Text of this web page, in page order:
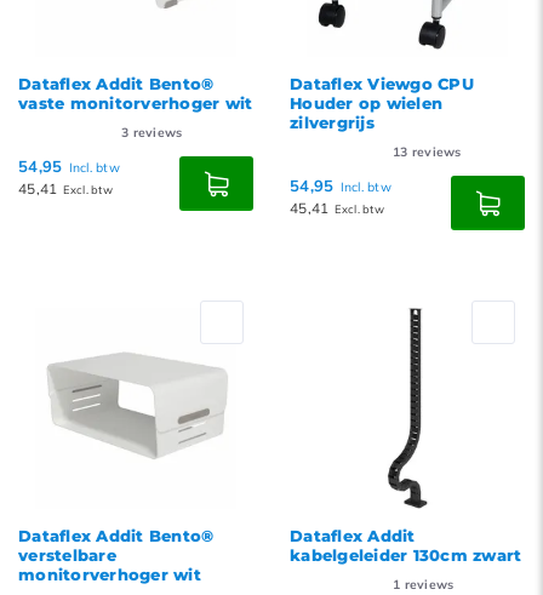
Dataflex Addit Bento®
vaste monitorverhoger wit
3 reviews
54,95 Incl. btw
45,41 Excl. btw
Dataflex Viewgo CPU
Houder op wielen
zilvergrijs
13 reviews
54,95 Incl. btw
45,41 Excl. btw
Dataflex Addit Bento®
verstelbare
monitorverhoger wit
Dataflex Addit
kabelgeleider 130cm zwart
1 reviews